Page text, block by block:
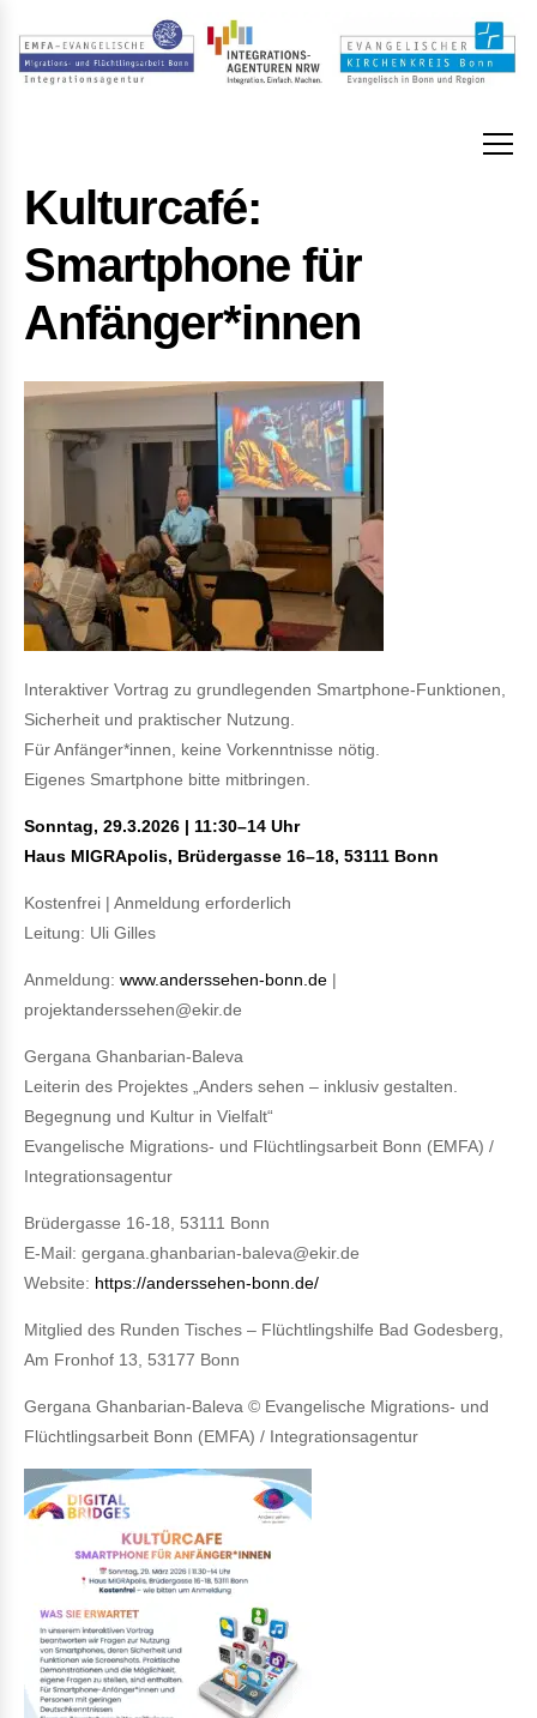
Kulturcafé:
Smartphone für
Anfänger*innen
Interaktiver Vortrag zu grundlegenden Smartphone-Funktionen,
Sicherheit und praktischer Nutzung.
Für Anfänger*innen, keine Vorkenntnisse nötig.
Eigenes Smartphone bitte mitbringen.
Sonntag, 29.3.2026 | 11:30–14 Uhr
Haus MIGRApolis, Brüdergasse 16–18, 53111 Bonn
Kostenfrei | Anmeldung erforderlich
Leitung: Uli Gilles
Anmeldung: www.anderssehen-bonn.de |
projektanderssehen@ekir.de
Gergana Ghanbarian-Baleva
Leiterin des Projektes „Anders sehen – inklusiv gestalten.
Begegnung und Kultur in Vielfalt“
Evangelische Migrations- und Flüchtlingsarbeit Bonn (EMFA) /
Integrationsagentur
Brüdergasse 16-18, 53111 Bonn
E-Mail: gergana.ghanbarian-baleva@ekir.de
Website: https://anderssehen-bonn.de/
Mitglied des Runden Tisches – Flüchtlingshilfe Bad Godesberg,
Am Fronhof 13, 53177 Bonn
Gergana Ghanbarian-Baleva © Evangelische Migrations- und
Flüchtlingsarbeit Bonn (EMFA) / Integrationsagentur